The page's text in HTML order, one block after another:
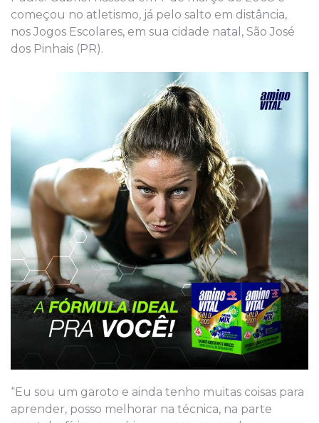
começou no atletismo, já pelo salto em distância,
nos Jogos Escolares, em sua cidade natal, São José
dos Pinhais (PR).
“Eu sou um garoto e ainda tenho muitas coisas para
aprender, posso melhorar na técnica, na parte